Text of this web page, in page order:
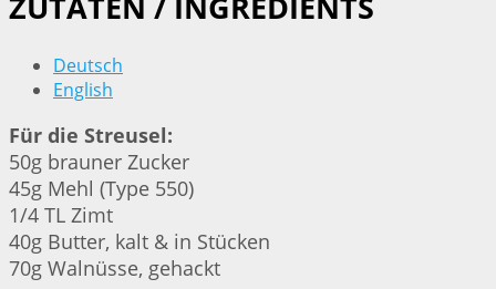
Deutsch
English
Für die Streusel:
50g brauner Zucker
45g Mehl (Type 550)
1/4 TL Zimt
40g Butter, kalt & in Stücken
70g Walnüsse, gehackt